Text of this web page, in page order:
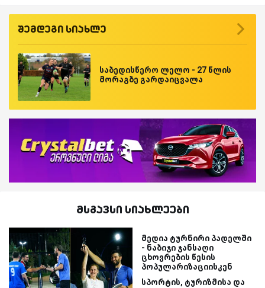
შემდეგი სიახლე
საბედისწერო ლელო - 27 წლის
მორაგბე გარდაიცვალა
მსგავსი სიახლეები
მედია ტურნირი პადელში
- ნაბიჯი ჯანსაღი
ცხოვრების წესის
პოპულარიზაციისკენ
სპორტის, ტურიზმისა და